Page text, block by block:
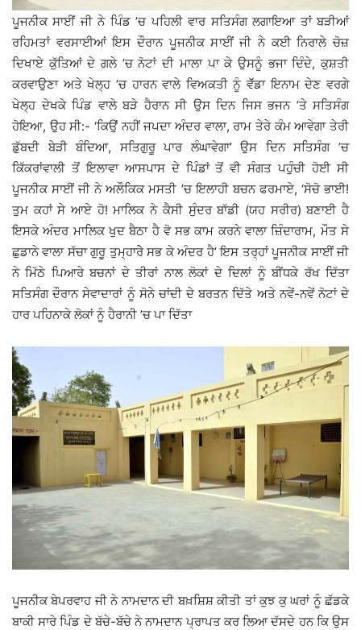
ਪੂਜਨੀਕ ਸਾਈਂ ਜੀ ਨੇ ਪਿੰਡ ’ਚ ਪਹਿਲੀ ਵਾਰ ਸਤਿਸੰਗ ਲਗਾਇਆ ਤਾਂ ਬੜੀਆਂ
ਰਹਿਮਤਾਂ ਵਰਸਾਈਆਂ ਇਸ ਦੌਰਾਨ ਪੂਜਨੀਕ ਸਾਈਂ ਜੀ ਨੇ ਕਈ ਨਿਰਾਲੇ ਚੋਜ਼
ਦਿਖਾਏ ਕੁੱਤਿਆਂ ਦੇ ਗਲੇ ’ਚ ਨੋਟਾਂ ਦੀ ਮਾਲਾ ਪਾ ਕੇ ਉਸਨੂੰ ਭਜਾ ਦਿੰਦੇ, ਕੁਸ਼ਤੀ
ਕਰਵਾਉਣਾ ਅਤੇ ਖੇਲ੍ਹ ’ਚ ਹਾਰਨ ਵਾਲੇ ਵਿਅਕਤੀ ਨੂੰ ਵੱੱਡਾ ਇਨਾਮ ਦੇਣ ਵਰਗੇ
ਖੇਲ੍ਹ ਦੇਖਕੇ ਪਿੰਡ ਵਾਲੇ ਬੜੇ ਹੈਰਾਨ ਸੀ ਉਸ ਦਿਨ ਜਿਸ ਭਜਨ ’ਤੇ ਸਤਿਸੰਗ
ਹੋਇਆ, ਉਹ ਸੀ:- ‘ਕਿਉਂ ਨਹੀਂ ਜਪਦਾ ਅੰਦਰ ਵਾਲਾ, ਰਾਮ ਤੇਰੇ ਕੰਮ ਆਵੇਗਾ ਤੇਰੀ
ਡੁੱਬਦੀ ਬੇੜੀ ਬੰਦਿਆ, ਸਤਿਗੁਰੂ ਪਾਰ ਲੰਘਾਵੇਗਾ’ ਉਸ ਦਿਨ ਸਤਿਸੰਗ ’ਚ
ਕਿੱਕਰਾਂਵਾਲੀ ਤੋਂ ਇਲਾਵਾ ਆਸਪਾਸ ਦੇ ਪਿੰਡਾਂ ਤੋਂ ਵੀ ਸੰਗਤ ਪਹੁੰਚੀ ਹੋਈ ਸੀ
ਪੂਜਨੀਕ ਸਾਈਂ ਜੀ ਨੇ ਅਲੌਕਿਕ ਮਸਤੀ ’ਚ ਇਲਾਹੀ ਬਚਨ ਫਰਮਾਏ, ‘ਸੋਚੋ ਭਾਈ!
ਤੁਮ ਕਹਾਂ ਸੇ ਆਏ ਹੋ! ਮਾਲਿਕ ਨੇ ਕੈਸੀ ਸੁੰਦਰ ਬਾੱਡੀ (ਯਹ ਸਰੀਰ) ਬਣਾਈ ਹੈ
ਇਸਕੇ ਅੰਦਰ ਮਾਲਿਕ ਖੁਦ ਬੈਠਾ ਹੈ ਵੋ ਸਭ ਕਾਮ ਕਰਨੇ ਵਾਲਾ ਜ਼ਿੰਦਾਰਾਮ, ਮੌਤ ਸੇ
ਛੁਡਾਨੇ ਵਾਲਾ ਸੱਚਾ ਗੁਰੂ ਤੁਮ੍ਹਾਰੇੇ ਸਭ ਕੇ ਅੰਦਰ ਹੈ’ ਇਸ ਤਰ੍ਹਾਂ ਪੂਜਨੀਕ ਸਾਈਂ ਜੀ
ਨੇ ਮਿੱਠੇ ਪਿਆਰੇ ਬਚਨਾਂ ਦੇ ਤੀਰਾਂ ਨਾਲ ਲੋਕਾਂ ਦੇ ਦਿਲਾਂ ਨੂੰ ਬੀਂਧਕੇ ਰੱਖ ਦਿੱਤਾ
ਸਤਿਸੰਗ ਦੌਰਾਨ ਸੇਵਾਦਾਰਾਂ ਨੂੰ ਸੋਨੇ ਚਾਂਦੀ ਦੇ ਬਰਤਨ ਦਿੱਤੇ ਅਤੇ ਨਵੇਂ-ਨਵੇਂ ਨੋਟਾਂ ਦੇ
ਹਾਰ ਪਹਿਨਾਕੇ ਲੋਕਾਂ ਨੂੰ ਹੈਰਾਨੀ ’ਚ ਪਾ ਦਿੱਤਾ
ਪੂਜਨੀਕ ਬੇਪਰਵਾਹ ਜੀ ਨੇ ਨਾਮਦਾਨ ਦੀ ਬਖ਼ਸ਼ਿਸ਼ ਕੀਤੀ ਤਾਂ ਕੁਝ ਕੁ ਘਰਾਂ ਨੂੰ ਛੱਡਕੇ
ਬਾਕੀ ਸਾਰੇ ਪਿੰਡ ਦੇ ਬੱਚੇ-ਬੱਚੇ ਨੇ ਨਾਮਦਾਨ ਪ੍ਰਾਪਤ ਕਰ ਲਿਆ ਦੱਸਦੇ ਹਨ ਕਿ ਉਸ